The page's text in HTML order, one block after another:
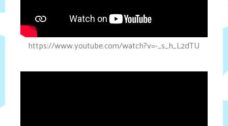
https://www.youtube.com/watch?v=-_s_h_L2dTU